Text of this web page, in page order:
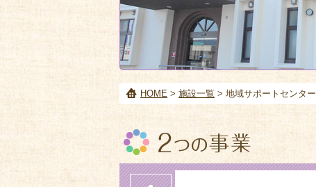
HOME > 施設一覧 > 地域サポートセンター